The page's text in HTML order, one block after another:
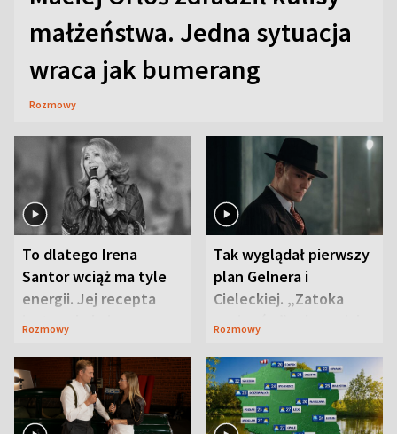
małżeństwa. Jedna sytuacja
wraca jak bumerang
Rozmowy
To dlatego Irena
Santor wciąż ma tyle
energii. Jej recepta
jest zaskakująco
Rozmowy
Tak wyglądał pierwszy
plan Gelnera i
Cieleckiej. „Zatoka
szpiegów” od razu ich
Rozmowy